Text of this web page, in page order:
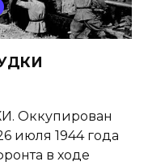
Оккупирован
июля 1944 года
в ходе